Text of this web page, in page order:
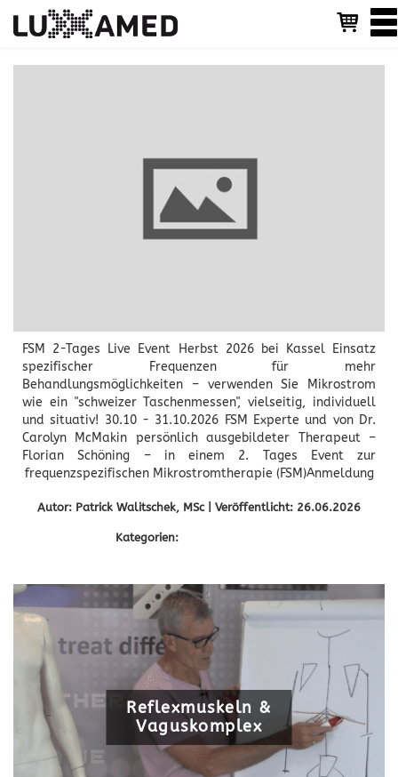
T
o
g
FSM 2-Tages Live Event Herbst 2026 bei Kassel Einsatz
spezifischer Frequenzen für mehr
Behandlungsmöglichkeiten – verwenden Sie Mikrostrom
wie ein "schweizer Taschenmessen", vielseitig, individuell
und situativ! 30.10 - 31.10.2026 FSM Experte und von Dr.
Carolyn McMakin persönlich ausgebildeter Therapeut –
Florian Schöning – in einem 2. Tages Event zur
frequenzspezifischen Mikrostromtherapie (FSM)Anmeldung
Autor: Patrick Walitschek, MSc | Veröffentlicht: 26.06.2026
Kategorien:
Reflexmuskeln &
Vaguskomplex